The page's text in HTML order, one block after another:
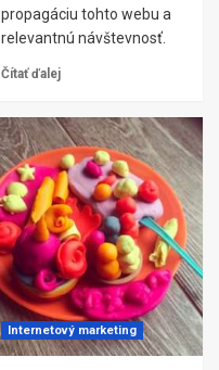
propagáciu tohto webu a
relevantnú návštevnosť.
Čítať ďalej
Internetový marketing